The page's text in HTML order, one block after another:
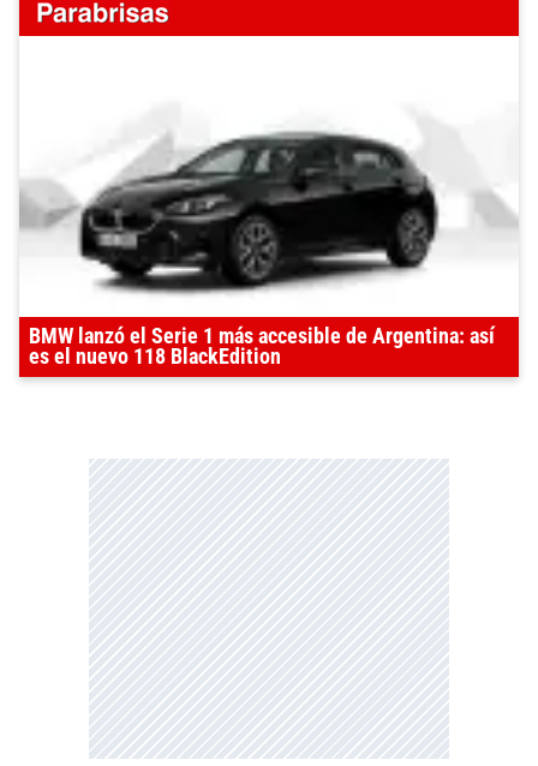
BMW lanzó el Serie 1 más accesible de Argentina: así
es el nuevo 118 BlackEdition